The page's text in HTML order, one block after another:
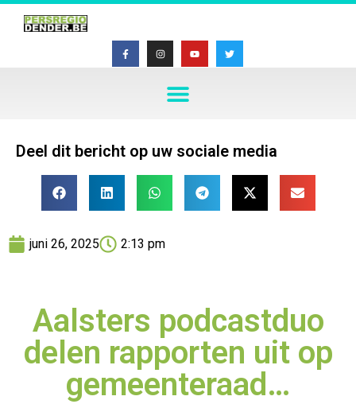
Deel dit bericht op uw sociale media
juni 26, 2025 2:13 pm
Aalsters podcastduo
delen rapporten uit op
gemeenteraad…